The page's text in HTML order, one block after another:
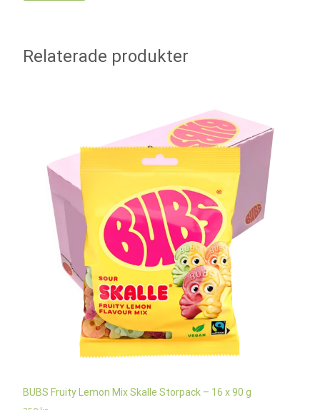
Relaterade produkter
BUBS Fruity Lemon Mix Skalle Storpack – 16 x 90 g